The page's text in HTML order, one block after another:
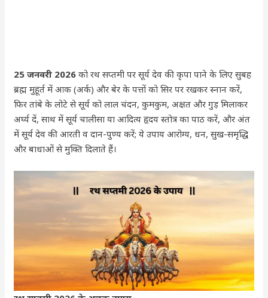
25 जनवरी 2026 को रथ सप्तमी पर सूर्य देव की कृपा पाने के लिए सुबह
ब्रह्म मुहूर्त में आक (अर्क) और बेर के पत्तों को सिर पर रखकर स्नान करें,
फिर तांबे के लोटे से सूर्य को लाल चंदन, कुमकुम, अक्षत और गुड़ मिलाकर
अर्घ्य दें, साथ में सूर्य चालीसा या आदित्य हृदय स्तोत्र का पाठ करें, और अंत
में सूर्य देव की आरती व दान-पुण्य करें; ये उपाय आरोग्य, धन, सुख-समृद्धि
और बाधाओं से मुक्ति दिलाते हैं।